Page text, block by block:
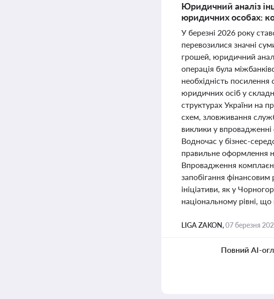
Юридичний аналіз
юридичних особах:
У березні 2026 року
перевозилися значні
грошей, юридичний
операція була
необхідність
юридичних осіб у
структурах України на
схем, зловживання
виклики у
Водночас у бізнес-
правильне оформлення
Впровадження
запобігання фінансовим
ініціативи, як у
національному рівні,
LIGA ZAKON,07 березня
Повний AI-